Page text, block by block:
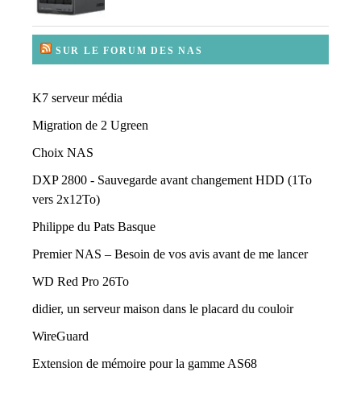
SUR LE FORUM DES NAS
K7 serveur média
Migration de 2 Ugreen
Choix NAS
DXP 2800 - Sauvegarde avant changement HDD (1To
vers 2x12To)
Philippe du Pats Basque
Premier NAS – Besoin de vos avis avant de me lancer
WD Red Pro 26To
didier, un serveur maison dans le placard du couloir
WireGuard
Extension de mémoire pour la gamme AS68